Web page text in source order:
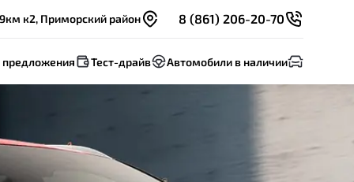
к2, Приморский район 8 (861) 206-20-70
Тест-драйв Автомобили в наличии